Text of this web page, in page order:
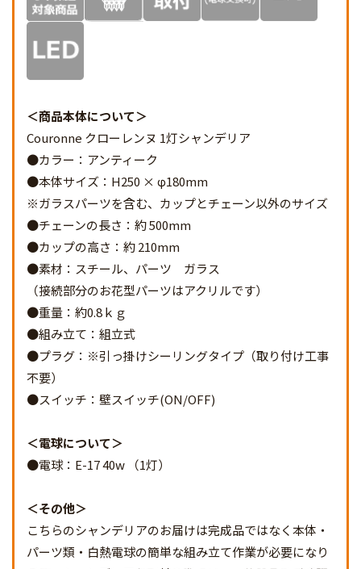
商品本体について
Couronne クローレンヌ 1灯シャンデリア
●カラー：アンティーク
●本体サイズ：H250 × φ180mm
※ガラスパーツを含む、カップとチェーン以外のサイズ
●チェーンの長さ：約 500mm
●カップの高さ：約 210mm
●素材：スチール、パーツ ガラス
（接続部分のお花型パーツはアクリルです）
●重量：約0.8ｋｇ
●組み立て：組立式
●プラグ：※引っ掛けシーリングタイプ（取り付け工事
不要）
●スイッチ：壁スイッチ(ON/OFF)
電球について
●電球：E-17 40w （1灯）
その他
こちらのシャンデリアのお届けは完成品ではなく本体・
パーツ類・白熱電球の簡単な組み立て作業が必要になり